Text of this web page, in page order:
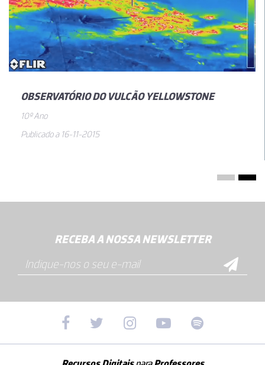
OBSERVATÓRIO DO VULCÃO YELLOWSTONE
10º Ano
Publicado a 16-11-2015
RECEBA A NOSSA NEWSLETTER